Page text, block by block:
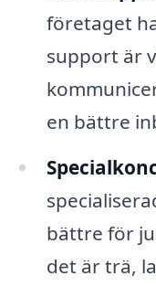
företaget
support är
en bättre
bättre för
det är trä,